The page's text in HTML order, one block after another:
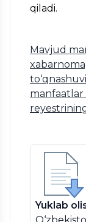
qiladi.
Mavjud
manfaatlar
Yuklab